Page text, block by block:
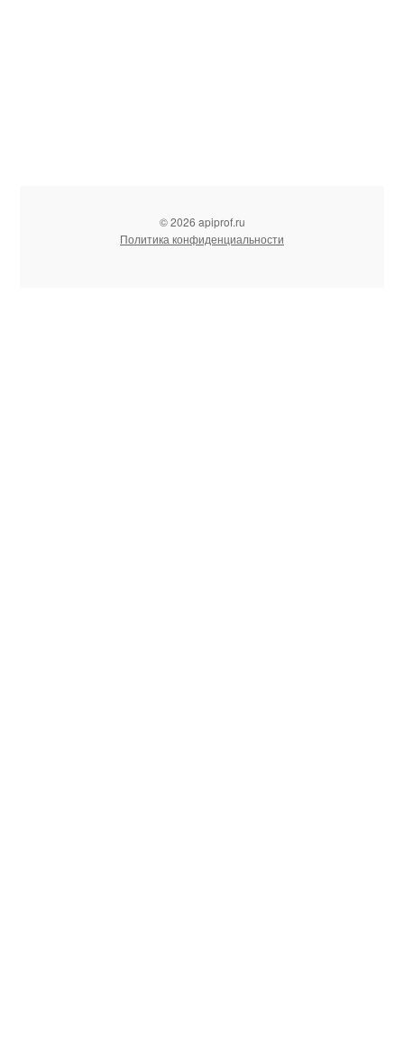
© 2026 apiprof.ru
Политика конфиденциальности